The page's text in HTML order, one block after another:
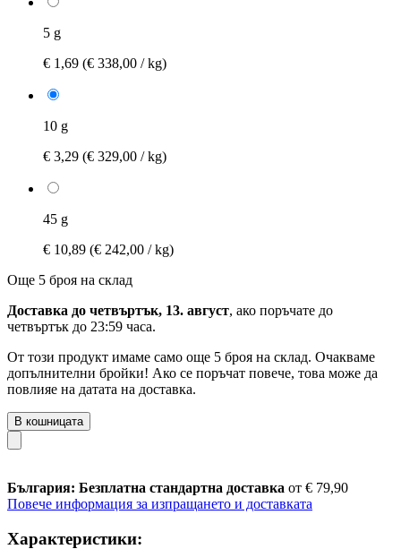
5 g
€ 1,69 (€ 338,00 / kg)
10 g
€ 3,29 (€ 329,00 / kg)
45 g
€ 10,89 (€ 242,00 / kg)
Още 5 броя на склад
Доставка до четвъртък, 13. август, ако поръчате до
четвъртък до 23:59 часа.
От този продукт имаме само още 5 броя на склад. Очакваме
допълнителни бройки! Ако се поръчат повече, това може да
повлияе на датата на доставка.
В кошницата
България: Безплатна стандартна доставка от € 79,90
Повече информация за изпращането и доставката
Характеристики: